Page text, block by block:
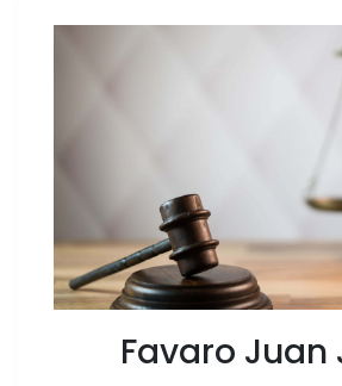
Favaro Juan